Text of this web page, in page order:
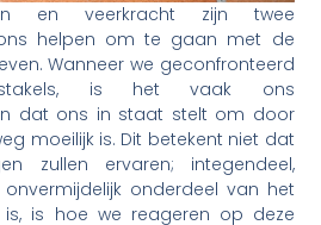
en veerkracht zijn twee
helpen om te gaan met de
Wanneer we geconfronteerd
is het vaak ons
dat ons in staat stelt om door
moeilijk is. Dit betekent niet dat
zullen ervaren; integendeel,
onderdeel van het
is, is hoe we reageren op deze